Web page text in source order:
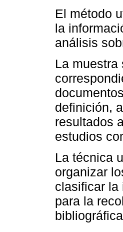
El método
la
análisis
La
definición,
resultados
estudios
La técnica
organizar
clasificar la
para la